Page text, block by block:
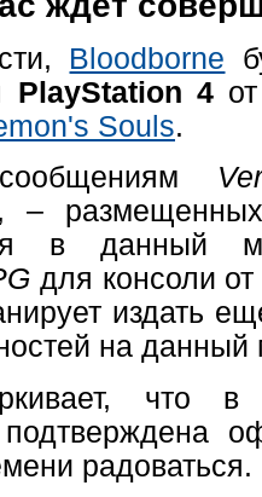
Bloodborne
PlayStation 4от
Souls.
–
в данный
для консоли
издать
на
что
радоваться.